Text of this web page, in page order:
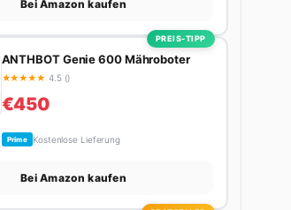
Bei Amazon kaufen
PREIS-TIPP
ANTHBOT Genie 600 Mähroboter
★★★★★ 4.5 ()
€450
Prime Kostenlose Lieferung
Bei Amazon kaufen